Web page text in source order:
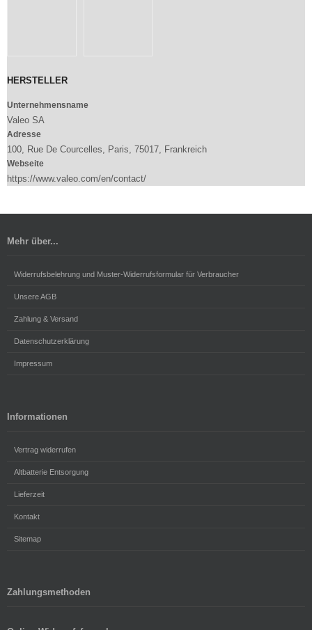
HERSTELLER
Unternehmensname
Valeo SA
Adresse
100, Rue De Courcelles, Paris, 75017, Frankreich
Webseite
https://www.valeo.com/en/contact/
Mehr über...
Widerrufsbelehrung und Muster-Widerrufsformular für Verbraucher
Unsere AGB
Zahlung & Versand
Datenschutzerklärung
Impressum
Informationen
Vertrag widerrufen
Altbatterie Entsorgung
Lieferzeit
Kontakt
Sitemap
Zahlungsmethoden